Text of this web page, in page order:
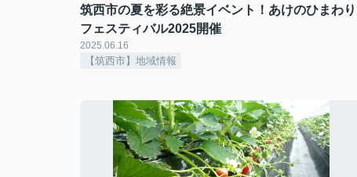
筑西市の夏を彩る絶景イベント！あけのひまわり
フェスティバル2025開催
2025.06.16
【筑西市】地域情報